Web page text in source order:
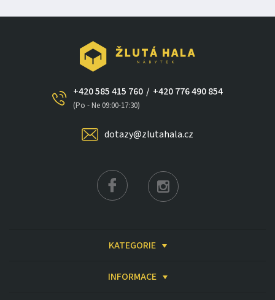
+420 585 415 760
(Po - Ne 09:00-17:30)
/ +420 776 490 854
dotazy@zlutahala.cz
KATEGORIE
INFORMACE